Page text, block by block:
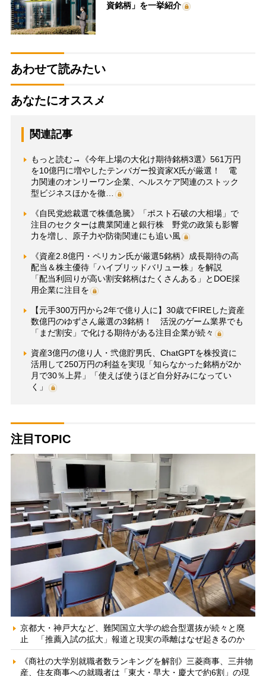
資銘柄」を一挙紹介
あわせて読みたい
あなたにオススメ
関連記事
もっと読む→《今年上場の大化け期待銘柄3選》561万円
を10億円に増やしたテンバガー投資家X氏が厳選！ 電
力関連のオンリーワン企業、ヘルスケア関連のストック
型ビジネスほかを徹…
《自民党総裁選で株価急騰》「ポスト石破の大相場」で
注目のセクターは農業関連と銀行株 野党の政策も影響
力を増し、原子力や防衛関連にも追い風
《資産2.8億円・ペリカン氏が厳選5銘柄》成長期待の高
配当＆株主優待「ハイブリッドバリュー株」を解説
「配当利回りが高い割安銘柄はたくさんある」とDOE採
用企業に注目を
【元手300万円から2年で億り人に】30歳でFIREした資産
数億円のゆずさん厳選の3銘柄！ 活況のゲーム業界でも
「まだ割安」で化ける期待がある注目企業が続々
資産3億円の億り人・弐億貯男氏、ChatGPTを株投資に
活用して250万円の利益を実現「知らなかった銘柄が2か
月で30％上昇」「使えば使うほど自分好みになってい
く」
注目TOPIC
京都大・神戸大など、難関国立大学の総合型選抜が続々と廃
止 「推薦入試の拡大」報道と現実の乖離はなぜ起きるのか
《商社の大学別就職者数ランキングを解剖》三菱商事、三井物
産、住友商事への就職者は「東大・早大・慶大で約6割」の現